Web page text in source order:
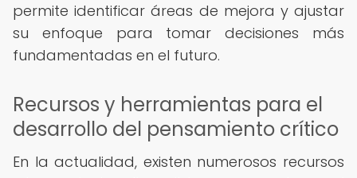
permite identificar áreas de mejora y ajustar
su enfoque para tomar decisiones más
fundamentadas en el futuro.
Recursos y herramientas para el
desarrollo del pensamiento crítico
En la actualidad, existen numerosos recursos